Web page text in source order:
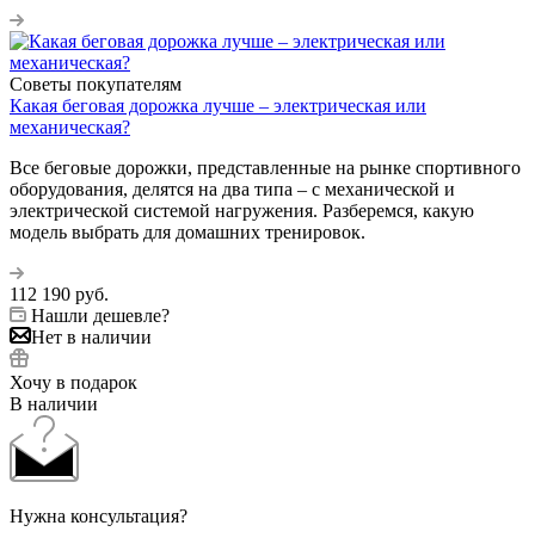
Советы покупателям
Какая беговая дорожка лучше – электрическая или
механическая?
Все беговые дорожки, представленные на рынке спортивного
оборудования, делятся на два типа – с механической и
электрической системой нагружения. Разберемся, какую
модель выбрать для домашних тренировок.
112 190 руб.
Нашли дешевле?
Нет в наличии
Хочу в подарок
В наличии
Нужна консультация?